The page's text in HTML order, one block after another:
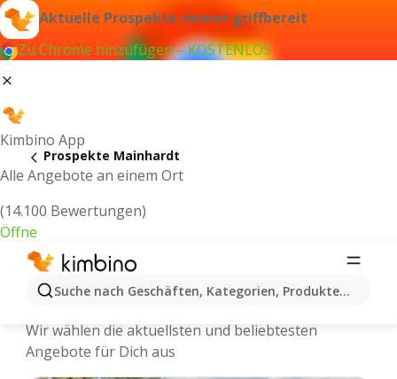
Aktuelle Prospekte immer griffbereit
Zu Chrome hinzufügen – KOSTENLOS
Kimbino App
Alle Angebote an einem Ort
(14.100 Bewertungen)
Öffne
Suche nach Geschäften, Kategorien, Produkten...
Prospekte Mainhardt
Mainhardt - Neuste Prospekte und
Wir wählen die aktuellsten und beliebtesten
Angebote für Dich aus